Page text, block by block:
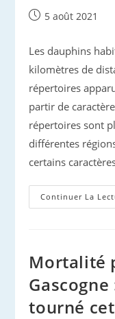
Publication
5 août 2021
Les dauphins
kilomètres de
répertoires
partir de
répertoires sont
différentes
certains
Continuer La
Mortalité
tourné